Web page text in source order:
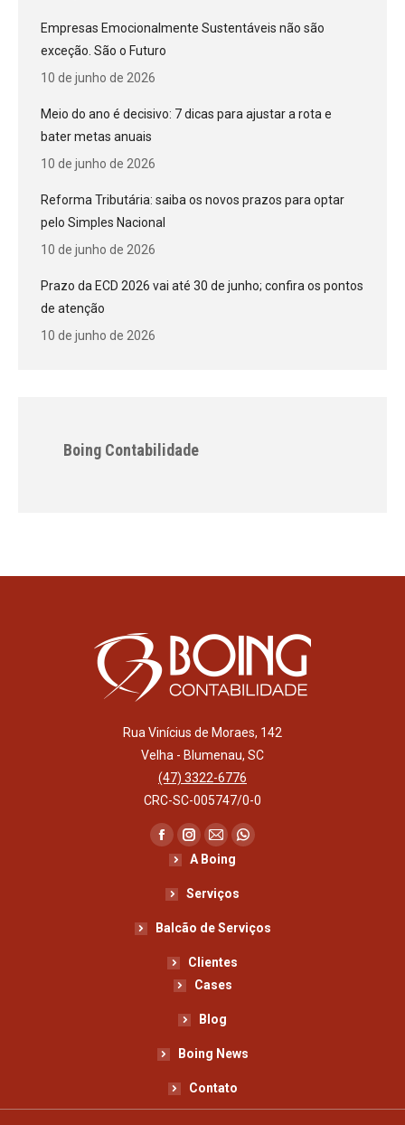
Empresas Emocionalmente Sustentáveis não são
exceção. São o Futuro
10 de junho de 2026
Meio do ano é decisivo: 7 dicas para ajustar a rota e
bater metas anuais
10 de junho de 2026
Reforma Tributária: saiba os novos prazos para optar
pelo Simples Nacional
10 de junho de 2026
Prazo da ECD 2026 vai até 30 de junho; confira os pontos
de atenção
10 de junho de 2026
Boing Contabilidade
Rua Vinícius de Moraes, 142
Velha - Blumenau, SC
(47) 3322-6776
CRC-SC-005747/0-0
Facebook
page
opens
window
Instagram
page
opens
window
Mail
page
opens
window
Whatsapp
new
A Boing
Serviços
Balcão de Serviços
Clientes
Cases
Blog
Boing News
Contato